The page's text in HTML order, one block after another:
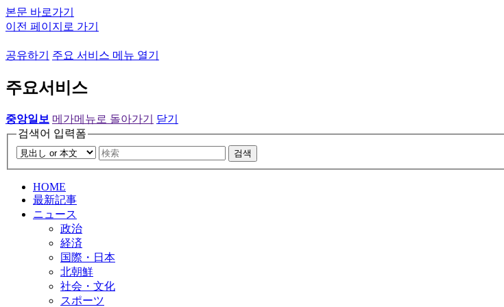
본문 바로가기
이전 페이지로 가기
공유하기 주요 서비스 메뉴 열기
주요서비스
중앙일보 메가메뉴로 돌아가기
닫기
검색어 입력폼
검색
HOME
最新記事
ニュース
政治
経済
国際・日本
北朝鮮
社会・文化
スポーツ